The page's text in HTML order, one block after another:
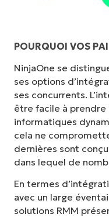
POURQUOI VOS
NinjaOne se
ses options
ses concurrents.
être facile à prendre
informatiques
cela ne
dernières sont
dans lequel de
En termes
avec un large
solutions RMM
«
et
ou